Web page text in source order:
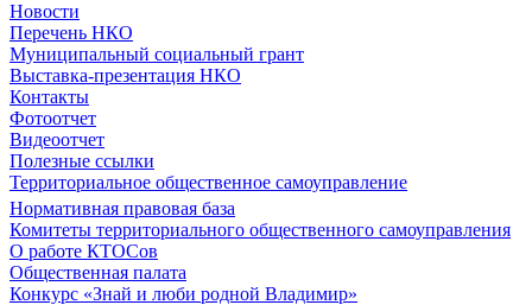
Новости
Перечень НКО
Муниципальный социальный грант
Выставка-презентация НКО
Контакты
Фотоотчет
Видеоотчет
Полезные ссылки
Территориальное общественное самоуправление
Нормативная правовая база
Комитеты территориального общественного самоуправления
О работе КТОСов
Общественная палата
Конкурс «Знай и люби родной Владимир»